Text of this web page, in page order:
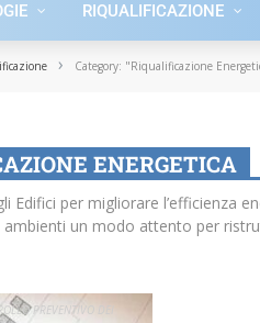
RIQUALIFICAZIONE
› Category: "Riqualificazione
ENERGETICA
Edifici per migliorare l’efficienza
ambienti un modo attento per
PREVENTIVO DEI